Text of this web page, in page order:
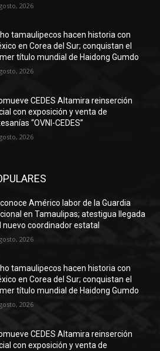
2026
tamaulipecos hacen historia con
en Corea del Sur; conquistan el
título mundial de Haidong Gumdo
2026
CEDES Altamira reinserción
con exposición y venta de
“OVNI-CEDES”
2026
Américo labor de la Guardia
en Tamaulipas; atestigua llegada
nuevo coordinador estatal
2026
tamaulipecos hacen historia con
en Corea del Sur; conquistan el
título mundial de Haidong Gumdo
2026
CEDES Altamira reinserción
con exposición y venta de